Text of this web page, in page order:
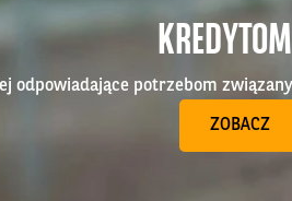
odpowiadające potrzebom
ZOBACZ